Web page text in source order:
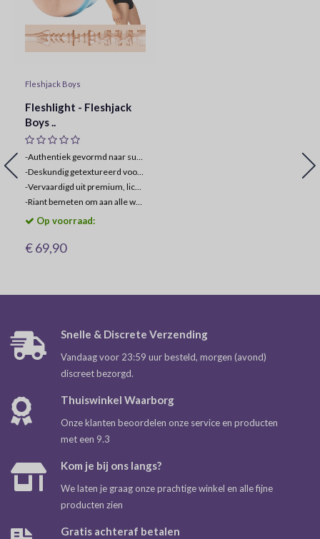
Fleshjack Boys
Fleshlight - Fleshjack
Boys ..
-Authentiek gevormd naar superster Reno Gold.
-Deskundig getextureerd voor ongeëvenaarde sensaties.
-Vervaardigd uit premium, lichaamsveilige materialen.
-Riant bemeten om aan alle wensen te voldoen.
Op voorraad:
€ 69,90
Snelle & Discrete Verzending
Vandaag voor 23:59 uur besteld, morgen (avond)
discreet bezorgd.
Thuiswinkel Waarborg
Onze klanten beoordelen onze service en producten
met een 9.3
Kom je bij ons langs?
We laten je graag onze prachtige winkel en alle fijne
producten zien
Gratis achteraf betalen